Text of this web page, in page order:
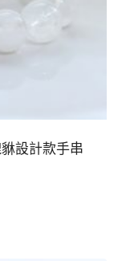
設計款手串